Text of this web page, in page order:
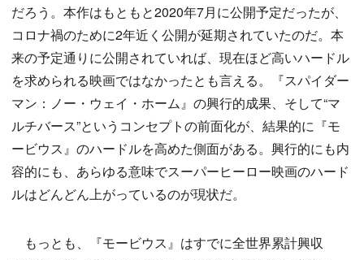
だろう。本作はもともと2020年7月に公開予定だったが、
コロナ禍のために2年近く公開が延期されていたのだ。本
来の予定通りに公開されていれば、現在ほど高いハードル
を求められる映画ではなかったとも言える。『スパイダー
マン：ノー・ウェイ・ホーム』の興行的成果、そして“マ
ルチバース”というコンセプトの前面化が、結果的に『モ
ービウス』のハードルを高めた側面がある。興行的にも内
容的にも、あらゆる意味でスーパーヒーロー映画のハード
ルはどんどん上がっているのが現状だ。
もっとも、『モービウス』はすでに全世界累計興収